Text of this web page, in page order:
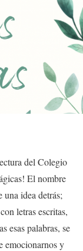
del Colegio
El nombre
idea detrás;
letras escritas,
esas palabras, se
emocionarnos y